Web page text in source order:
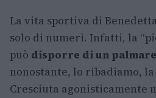
La vita sportiva di
solo di numeri. Infatti, la
può disporre di un
nonostante, lo ribadiamo,
Cresciuta agonisticamente